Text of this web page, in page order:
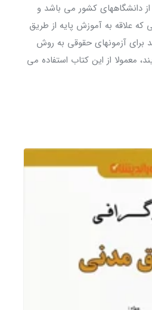
دانشگاههای کشور می باشد و
که علاقه به آموزش پایه از طریق
برای آزمونهای حقوقی به روش
معمولا از این کتاب استفاده می